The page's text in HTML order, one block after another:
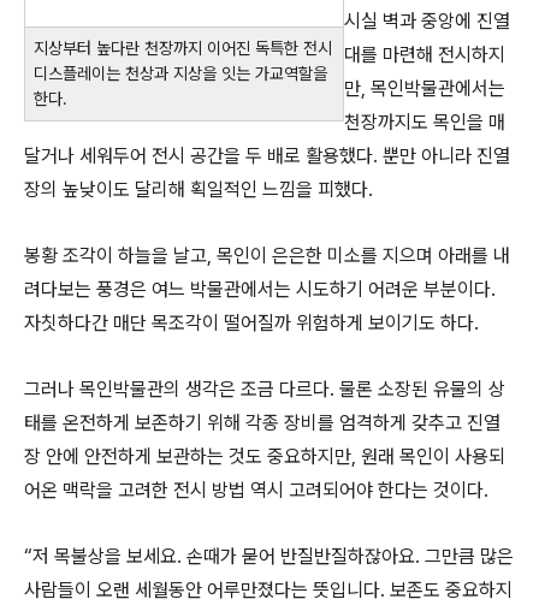
지상부터 높다란 천장까지 이어진 독특한 전시
디스플레이는 천상과 지상을 잇는 가교역할을
한다.
시실 벽과 중앙에 진열
대를 마련해 전시하지
만, 목인박물관에서는
천장까지도 목인을 매
달거나 세워두어 전시 공간을 두 배로 활용했다. 뿐만 아니라 진열
장의 높낮이도 달리해 획일적인 느낌을 피했다.
봉황 조각이 하늘을 날고, 목인이 은은한 미소를 지으며 아래를 내
려다보는 풍경은 여느 박물관에서는 시도하기 어려운 부분이다.
자칫하다간 매단 목조각이 떨어질까 위험하게 보이기도 하다.
그러나 목인박물관의 생각은 조금 다르다. 물론 소장된 유물의 상
태를 온전하게 보존하기 위해 각종 장비를 엄격하게 갖추고 진열
장 안에 안전하게 보관하는 것도 중요하지만, 원래 목인이 사용되
어온 맥락을 고려한 전시 방법 역시 고려되어야 한다는 것이다.
“저 목불상을 보세요. 손때가 묻어 반질반질하잖아요. 그만큼 많은
사람들이 오랜 세월동안 어루만졌다는 뜻입니다. 보존도 중요하지